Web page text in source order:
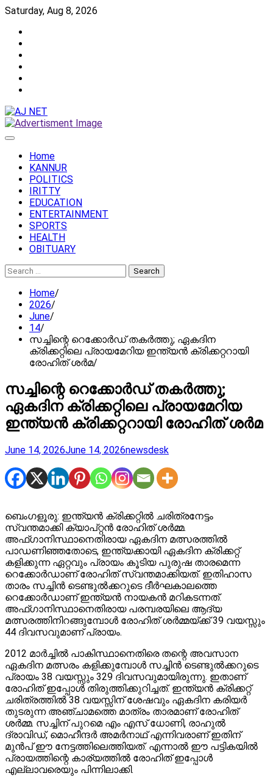
Skip
content
Saturday, Aug 8, 2026
Home
KANNUR
POLITICS
IRITTY
EDUCATION
ENTERTAINMENT
SPORTS
HEALTH
OBITUARY
Search
for:
Home
2026
June
14
സച്ചിന്റെ റെക്കോര്‍ഡ് തകര്‍ത്തു; ഏകദിന
ക്രിക്കറ്റിലെ പ്രായമേറിയ ഇന്ത്യന്‍ ക്രിക്കറ്ററായി
രോഹിത് ശര്‍മ
സച്ചിന്റെ റെക്കോര്‍ഡ് തകര്‍ത്തു;
ഏകദിന ക്രിക്കറ്റിലെ പ്രായമേറിയ
ഇന്ത്യന്‍ ക്രിക്കറ്ററായി രോഹിത് ശര്‍മ
June 14, 2026June 14, 2026newsdesk
ബെംഗളൂരു: ഇന്ത്യൻ ക്രിക്കറ്റിൽ ചരിത്രനേട്ടം
സ്വന്തമാക്കി ക്യാപ്റ്റൻ രോഹിത് ശർമ്മ.
അഫ്ഗാനിസ്ഥാനെതിരായ ഏകദിന മത്സരത്തിൽ
പാഡണിഞ്ഞതോടെ, ഇന്ത്യക്കായി ഏകദിന ക്രിക്കറ്റ്
കളിക്കുന്ന ഏറ്റവും പ്രായം കൂടിയ പുരുഷ താരമെന്ന
റെക്കോർഡാണ് രോഹിത് സ്വന്തമാക്കിയത്. ഇതിഹാസ
താരം സച്ചിൻ ടെണ്ടുൽക്കറുടെ ദീർഘകാലത്തെ
റെക്കോർഡാണ് ഇന്ത്യൻ നായകൻ മറികടന്നത്.
അഫ്ഗാനിസ്ഥാനെതിരായ പരമ്പരയിലെ ആദ്യ
മത്സരത്തിനിറങ്ങുമ്പോൾ രോഹിത് ശർമ്മയ്ക്ക് 39 വയസ്സും
44 ദിവസവുമാണ് പ്രായം.
2012 മാർച്ചിൽ പാകിസ്ഥാനെതിരെ തന്റെ അവസാന
ഏകദിന മത്സരം കളിക്കുമ്പോൾ സച്ചിൻ ടെണ്ടുൽക്കറുടെ
പ്രായം 38 വയസ്സും 329 ദിവസവുമായിരുന്നു. ഇതാണ്
രോഹിത് ഇപ്പോൾ തിരുത്തിക്കുറിച്ചത്. ഇന്ത്യൻ ക്രിക്കറ്റ്
ചരിത്രത്തിൽ 38 വയസ്സിന് ശേഷവും ഏകദിന കരിയർ
തുടരുന്ന അഞ്ചാമത്തെ മാത്രം താരമാണ് രോഹിത്
ശർമ്മ. സച്ചിന് പുറമെ എം എസ് ധോണി, രാഹുൽ
ദ്രാവിഡ്, മൊഹീന്ദർ അമർനാഥ് എന്നിവരാണ് ഇതിന്
മുൻപ് ഈ നേട്ടത്തിലെത്തിയത്. എന്നാൽ ഈ പട്ടികയിൽ
പ്രായത്തിന്റെ കാര്യത്തിൽ രോഹിത് ഇപ്പോൾ
എല്ലാവരെയും പിന്നിലാക്കി.